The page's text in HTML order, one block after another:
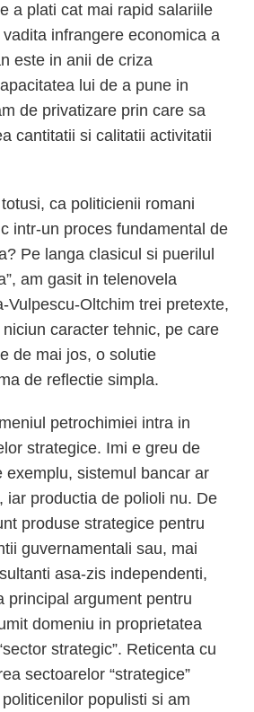
a plati cat mai rapid salariile
infrangere economica a
este in anii de criza
lui de a pune in
de privatizare prin care sa
cantitatii si calitatii activitatii
ca politicienii romani
intr-un proces fundamental de
Pe langa clasicul si puerilul
am gasit in telenovela
Vulpescu-Oltchim trei pretexte,
caracter tehnic, pe care
de mai jos, o solutie
de reflectie simpla.
petrochimiei intra in
strategice. Imi e greu de
exemplu, sistemul bancar ar
iar productia de polioli nu. De
produse strategice pentru
guvernamentali sau, mai
asa-zis independenti,
principal argument pentru
domeniu in proprietatea
strategic”. Reticenta cu
sectoarelor “strategice”
populisti si am